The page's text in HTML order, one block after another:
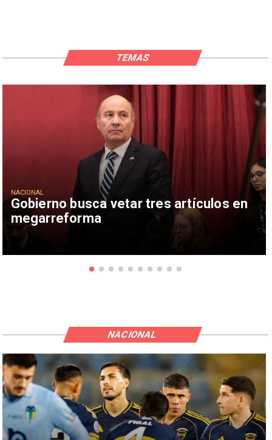
Gobierno busca vetar tres artículos en
megarreforma
NACIONAL
TEMAS
NACIONAL